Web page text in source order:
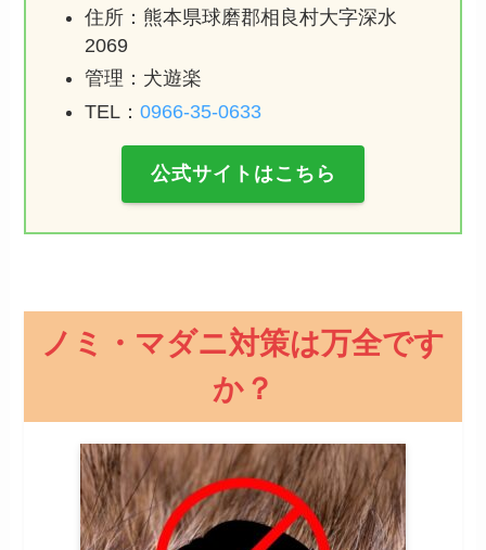
住所：熊本県球磨郡相良村大字深水
2069
管理：犬遊楽
TEL：0966-35-0633
公式サイトはこちら
ノミ・マダニ対策は万全です
か？